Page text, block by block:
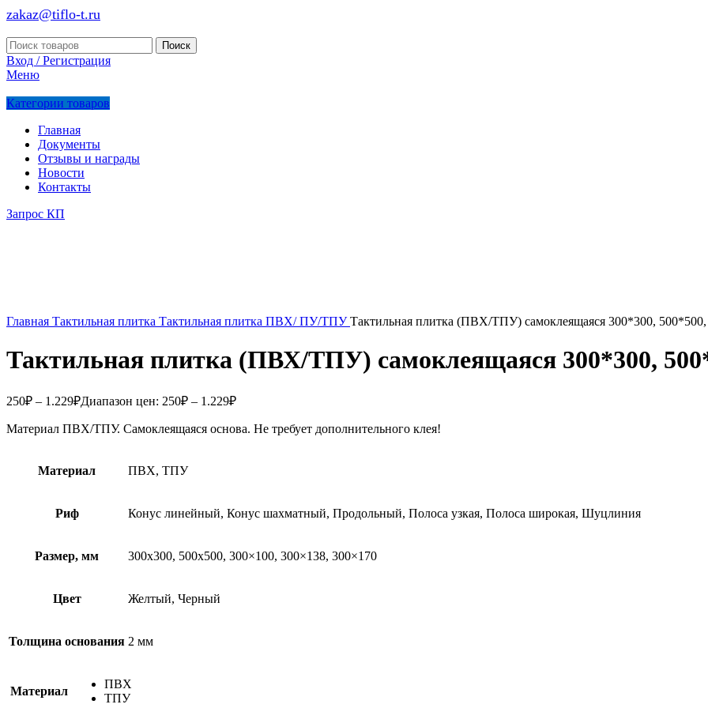
zakaz@tiflo-t.ru
Поиск
Вход / Регистрация
Меню
Категории товаров
Главная
Документы
Отзывы и награды
Новости
Контакты
Запрос КП
Главная Тактильная плитка Тактильная плитка ПВХ/ ПУ/ТПУТактильная плитка (ПВХ/ТПУ) самоклеящаяся 300*300,
Тактильная плитка (ПВХ/ТПУ) самоклеящаяся 300*300,
250₽ – 1.229₽Диапазон цен: 250₽ – 1.229₽
Материал ПВХ/ТПУ. Самоклеящаяся основа. Не требует дополнительного клея!
Материал ПВХ, ТПУ
Риф Конус линейный, Конус шахматный, Продольный, Полоса узкая, Полоса широкая, Шуцлиния
Размер, мм 300х300, 500х500, 300×100, 300×138, 300×170
Цвет Желтый, Черный
Толщина основания 2 мм
Материал
ПВХ
ТПУ